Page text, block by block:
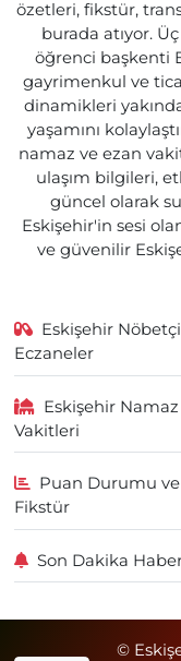
özetleri, fikstür,
burada atıyor.
öğrenci başkenti
gayrimenkul ve
dinamikleri
yaşamını
namaz ve ezan
ulaşım bilgileri,
güncel olarak
Eskişehir'in sesi
ve güvenilir
Eskişehir Nöbetçi
Eczaneler
Eskişehir Namaz
Vakitleri
Puan Durumu ve
Fikstür
Son Dakika
©